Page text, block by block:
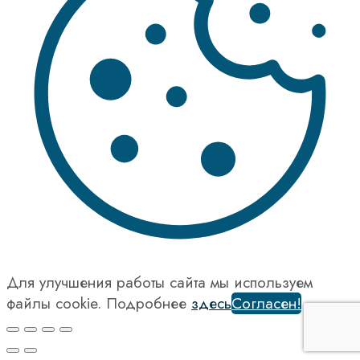
Для улучшения работы сайта мы используем
файлы cookie. Подробнее здесьСогласен!